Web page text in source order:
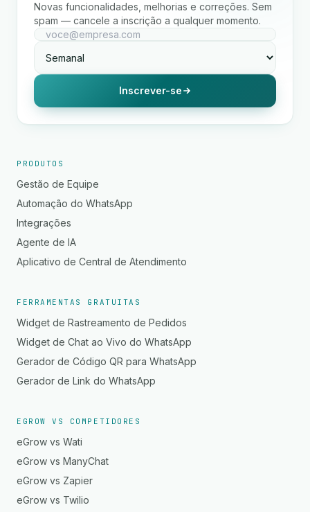
Novas funcionalidades, melhorias e correções. Sem
spam — cancele a inscrição a qualquer momento.
Inscrever-se
PRODUTOS
Gestão de Equipe
Automação do WhatsApp
Integrações
Agente de IA
Aplicativo de Central de Atendimento
FERRAMENTAS GRATUITAS
Widget de Rastreamento de Pedidos
Widget de Chat ao Vivo do WhatsApp
Gerador de Código QR para WhatsApp
Gerador de Link do WhatsApp
EGROW VS COMPETIDORES
eGrow vs Wati
eGrow vs ManyChat
eGrow vs Zapier
eGrow vs Twilio